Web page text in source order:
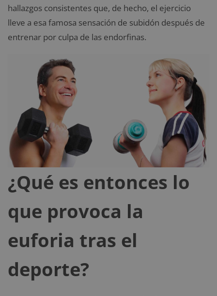
hallazgos consistentes que, de hecho, el ejercicio
lleve a esa famosa sensación de subidón después de
entrenar por culpa de las endorfinas.
¿Qué es entonces lo
que provoca la
euforia tras el
deporte?